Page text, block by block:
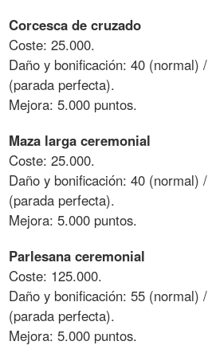
Corcesca de cruzado
Coste: 25.000.
Daño y bonificación: 40 (normal)
(parada perfecta).
Mejora: 5.000 puntos.
Maza larga ceremonial
Coste: 25.000.
Daño y bonificación: 40 (normal)
(parada perfecta).
Mejora: 5.000 puntos.
Parlesana ceremonial
Coste: 125.000.
Daño y bonificación: 55 (normal)
(parada perfecta).
Mejora: 5.000 puntos.